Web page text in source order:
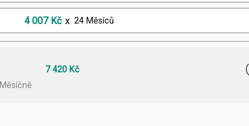
4 007 Kč x 24 Měsíců
7 420 Kč
Měsíčně